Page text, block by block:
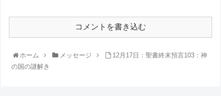
コメントを書き込む
ホーム メッセージ
12月17日：聖書終末預言103：神
の国の謎解き